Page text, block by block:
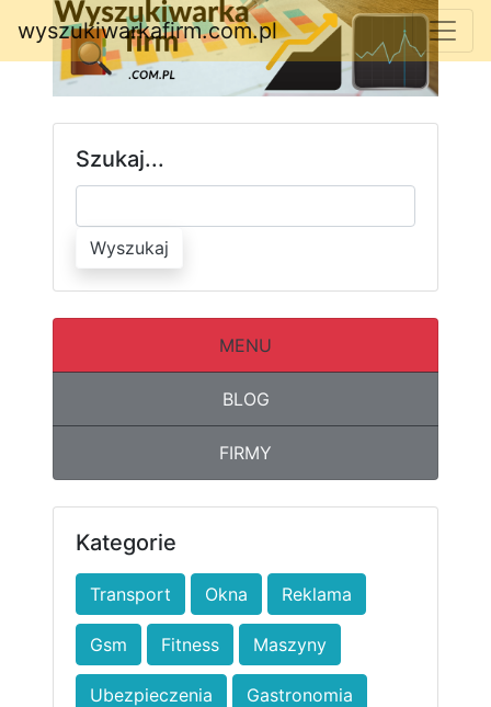
wyszukiwarkafirm.com.pl
Szukaj...
Wyszukaj
MENU
BLOG
FIRMY
Kategorie
Transport Okna Reklama
Gsm Fitness Maszyny
Ubezpieczenia Gastronomia